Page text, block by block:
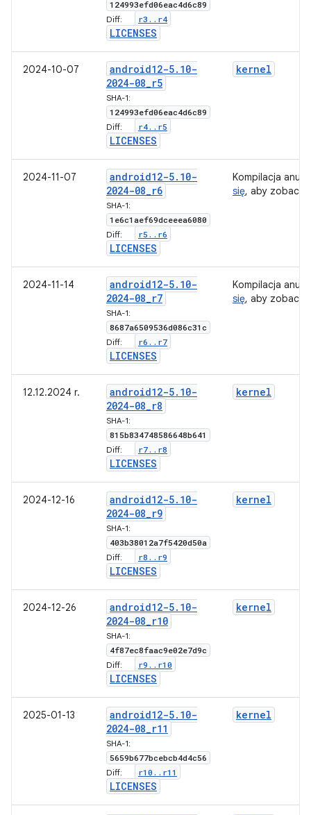
124993efd06eac4d6c89
Diff: r3 . . r4
LICENSES
2024-10-07 android12-5. 10-
2024-08_r5
SHA-1:
124993efd06eac4d6c89
Diff: r4. . r5
LICENSES
kernel
2024-11-07 android12-5. 10-
2024-08_r6
SHA-1:
1e6c1aef69dceeea6080
Diff: r5 . . r6
LICENSES
Kompilacja
się, aby
2024-11-14 android12-5. 10-
2024-08_r7
SHA-1:
8687a6509536d086c31c
Diff: r6 . . r7
LICENSES
Kompilacja
się, aby
12.12.2024 r. android12-5. 10-
2024-08_r8
SHA-1:
815b834748586648b641
Diff: r7. . r8
LICENSES
kernel
2024-12-16 android12-5. 10-
2024-08_r9
SHA-1:
403b38012a7f5420d50a
Diff: r8 . . r9
LICENSES
kernel
2024-12-26 android12-5. 10-
2024-08_r10
SHA-1:
4f87ec8faac9e02e7d9c
Diff: r9 . . r10
LICENSES
kernel
2025-01-13 android12-5. 10-
2024-08_r11
SHA-1:
5659b677bcebcb4d4c56
Diff: r10 . . r11
LICENSES
kernel